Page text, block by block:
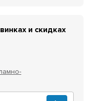
и скидках